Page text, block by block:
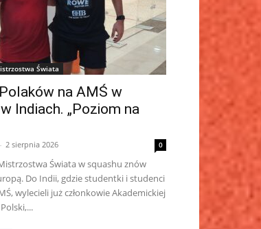
Świata
na AMŚ w
Indiach. „Poziom na
- 2 sierpnia 2026 0
Świata w squashu znów
Do Indii, gdzie studentki i studenci
wylecieli już członkowie Akademickiej